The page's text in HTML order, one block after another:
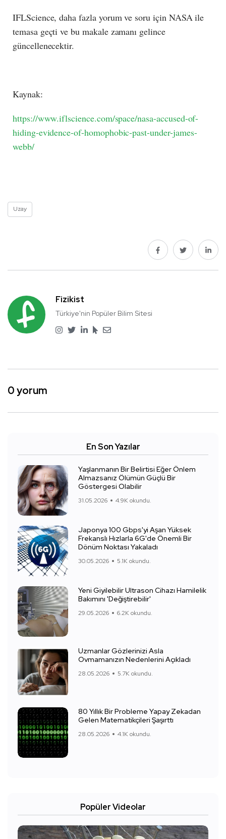
IFLScience, daha fazla yorum ve soru için NASA ile
temasa geçti ve bu makale zamanı gelince
güncellenecektir.
Kaynak:
https://www.iflscience.com/space/nasa-accused-of-
hiding-evidence-of-homophobic-past-under-james-
webb/
Uzay
Fizikist
Türkiye'nin Popüler Bilim Sitesi
0 yorum
En Son Yazılar
Yaşlanmanın Bir Belirtisi Eğer Önlem
Almazsanız Ölümün Güçlü Bir
Göstergesi Olabilir
31.05.2026 4.9K okundu.
Japonya 100 Gbps'yi Aşan Yüksek
Frekanslı Hızlarla 6G'de Önemli Bir
Dönüm Noktası Yakaladı
30.05.2026 5.1K okundu.
Yeni Giyilebilir Ultrason Cihazı Hamilelik
Bakımını 'Değiştirebilir'
29.05.2026 6.2K okundu.
Uzmanlar Gözlerinizi Asla
Ovmamanızın Nedenlerini Açıkladı
28.05.2026 5.7K okundu.
80 Yıllık Bir Probleme Yapay Zekadan
Gelen Matematikçileri Şaşırttı
28.05.2026 4.1K okundu.
Popüler Videolar